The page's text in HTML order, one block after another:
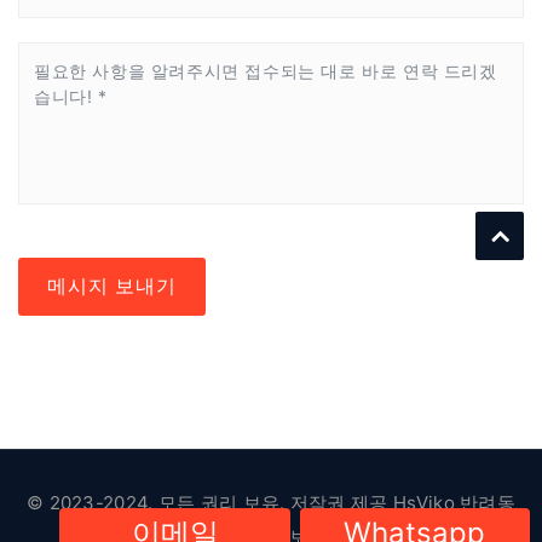
메시지 보내기
이메일 Whatsapp
© 2023-2024. 모든 권리 보유. 저작권 제공HsViko 반려동
물 용품
개인정보 보호정책